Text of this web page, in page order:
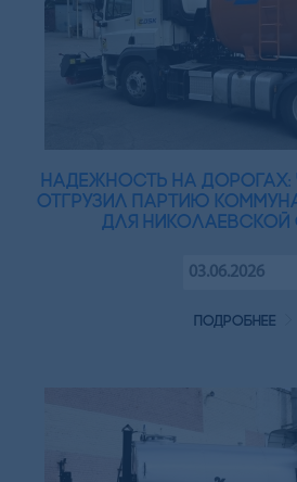
Надежность на дорогах:
отгрузил партию
для Николаевской
03.06.2026
подробнее